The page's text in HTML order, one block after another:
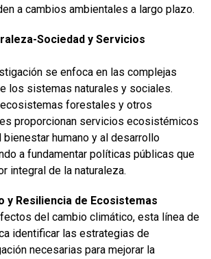
a cambios ambientales a largo plazo.
Sociedad y Servicios
se enfoca en las complejas
los sistemas naturales y sociales.
forestales y otros
proporcionan servicios ecosistémicos
bienestar humano y al desarrollo
a fundamentar políticas públicas que
integral de la naturaleza.
y Resiliencia de Ecosistemas
del cambio climático, esta línea de
identificar las estrategias de
necesarias para mejorar la